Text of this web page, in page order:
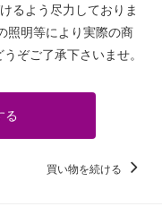
るよう尽力しておりま
照明等により実際の商
ぞご了承下さいませ。
る
買い物を続ける